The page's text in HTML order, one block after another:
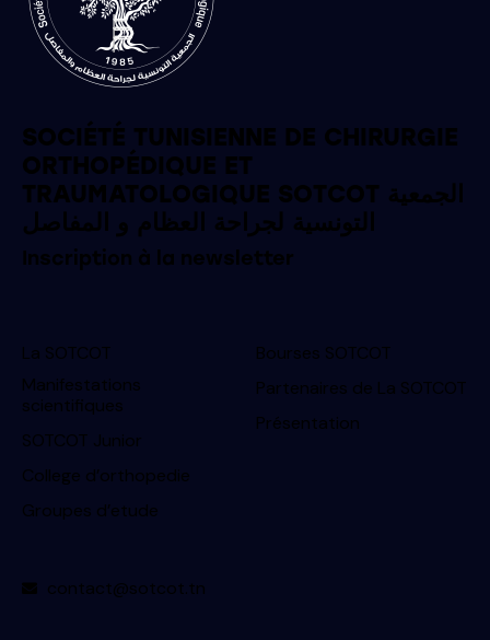
SOCIÉTÉ TUNISIENNE DE CHIRURGIE
ORTHOPÉDIQUE ET
TRAUMATOLOGIQUE SOTCOT الجمعية
التونسية لجراحة العظام و المفاصل
Inscription à la newsletter
La SOTCOT
Manifestations
scientifiques
SOTCOT Junior
College d’orthopedie
Groupes d’etude
Bourses SOTCOT
Partenaires de La SOTCOT
Présentation
contact@sotcot.tn